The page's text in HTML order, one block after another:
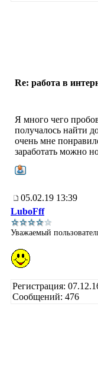
Re: работа в
Я много чего
получалось найти
очень мне
заработать можно
05.02.19 13:39
LuboFff
Уважаемый
Регистрация:
Сообщений: 476